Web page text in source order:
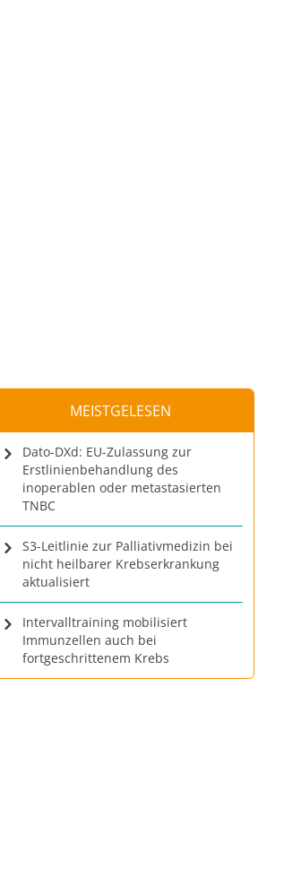
MEISTGELESEN
Dato-DXd: EU-Zulassung zur
Erstlinienbehandlung des
inoperablen oder metastasierten
TNBC
S3-Leitlinie zur Palliativmedizin bei
nicht heilbarer Krebserkrankung
aktualisiert
Intervalltraining mobilisiert
Immunzellen auch bei
fortgeschrittenem Krebs